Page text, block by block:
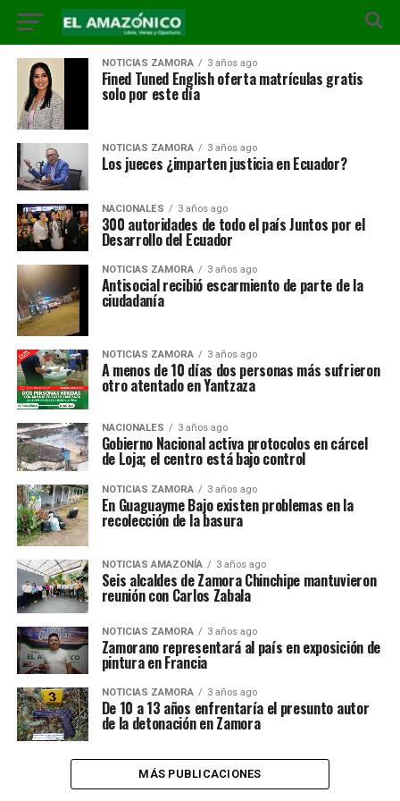
NOTICIAS ZAMORA 3 años ago
Fined Tuned English oferta matrículas gratis
solo por este día
NOTICIAS ZAMORA 3 años ago
Los jueces ¿imparten justicia en Ecuador?
NACIONALES 3 años ago
300 autoridades de todo el país Juntos por el
Desarrollo del Ecuador
NOTICIAS ZAMORA 3 años ago
Antisocial recibió escarmiento de parte de la
ciudadanía
NOTICIAS ZAMORA 3 años ago
A menos de 10 días dos personas más sufrieron
otro atentado en Yantzaza
NACIONALES 3 años ago
Gobierno Nacional activa protocolos en cárcel
de Loja; el centro está bajo control
NOTICIAS ZAMORA 3 años ago
En Guaguayme Bajo existen problemas en la
recolección de la basura
NOTICIAS AMAZONÍA 3 años ago
Seis alcaldes de Zamora Chinchipe mantuvieron
reunión con Carlos Zabala
NOTICIAS ZAMORA 3 años ago
Zamorano representará al país en exposición de
pintura en Francia
NOTICIAS ZAMORA 3 años ago
De 10 a 13 años enfrentaría el presunto autor
de la detonación en Zamora
MÁS PUBLICACIONES